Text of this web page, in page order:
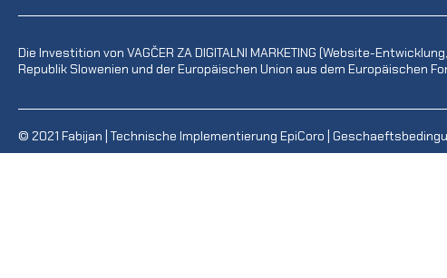
Die Investition von VAGČER ZA DIGITALNI MARKETING (Website-
Republik Slowenien und der Europäischen Union aus dem Europäischen
© 2021 Fabijan | Technische Implementierung EpiCoro